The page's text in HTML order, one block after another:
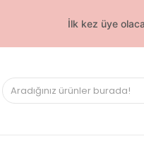
İlk kez üye